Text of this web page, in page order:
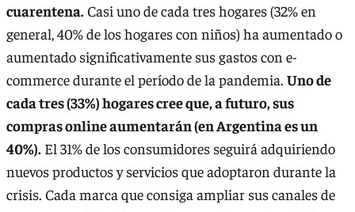
cuarentena. Casi uno de cada tres hogares (32% en
general, 40% de los hogares con niños) ha aumentado o
aumentado significativamente sus gastos con e-
commerce durante el período de la pandemia. Uno de
cada tres (33%) hogares cree que, a futuro, sus
compras online aumentarán (en Argentina es un
40%). El 31% de los consumidores seguirá adquiriendo
nuevos productos y servicios que adoptaron durante la
crisis. Cada marca que consiga ampliar sus canales de